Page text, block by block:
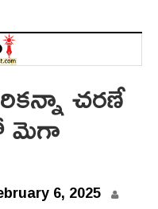
చరణే
మెగా
6, 2025